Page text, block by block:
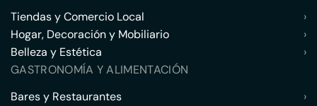
Tiendas y Comercio Local
›
Hogar, Decoración y Mobiliario
›
Belleza y Estética
›
GASTRONOMÍA Y ALIMENTACIÓN
Bares y Restaurantes
›